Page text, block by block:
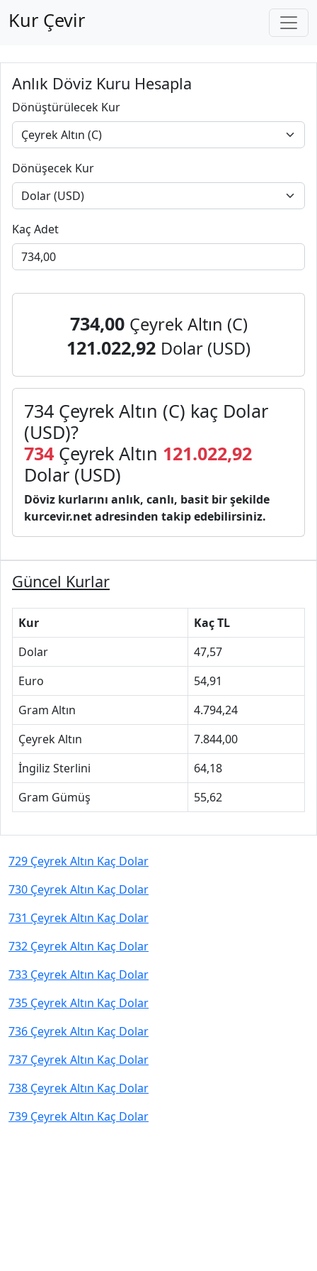
Kur Çevir
Anlık Döviz Kuru Hesapla
Dönüştürülecek Kur
Dönüşecek Kur
Kaç Adet
734,00 Çeyrek Altın (C)
121.022,92 Dolar (USD)
734 Çeyrek Altın (C) kaç Dolar
(USD)?
734 Çeyrek Altın 121.022,92
Dolar (USD)
Döviz kurlarını anlık, canlı, basit bir şekilde
kurcevir.net adresinden takip edebilirsiniz.
Güncel Kurlar
Kur
Kaç TL
Dolar
47,57
Euro
54,91
Gram Altın
4.794,24
Çeyrek Altın
7.844,00
İngiliz Sterlini
64,18
Gram Gümüş
55,62
729 Çeyrek Altın Kaç Dolar
730 Çeyrek Altın Kaç Dolar
731 Çeyrek Altın Kaç Dolar
732 Çeyrek Altın Kaç Dolar
733 Çeyrek Altın Kaç Dolar
735 Çeyrek Altın Kaç Dolar
736 Çeyrek Altın Kaç Dolar
737 Çeyrek Altın Kaç Dolar
738 Çeyrek Altın Kaç Dolar
739 Çeyrek Altın Kaç Dolar